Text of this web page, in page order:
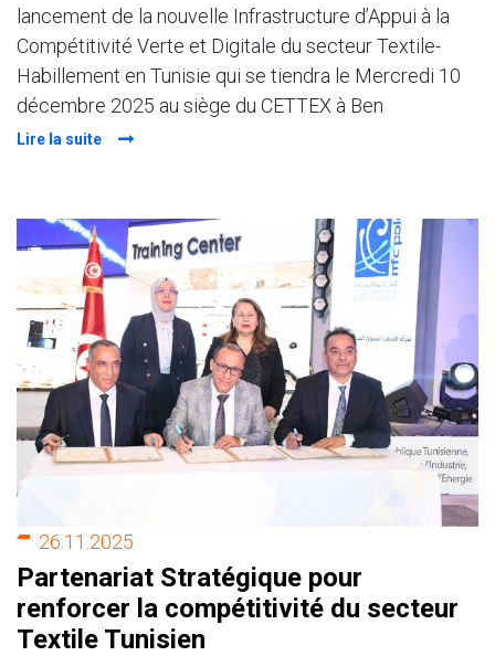
lancement de la nouvelle Infrastructure d’Appui à la
Compétitivité Verte et Digitale du secteur Textile-
Habillement en Tunisie qui se tiendra le Mercredi 10
décembre 2025 au siège du CETTEX à Ben
Lire la suite
26.11.2025
Partenariat Stratégique pour
renforcer la compétitivité du secteur
Textile Tunisien